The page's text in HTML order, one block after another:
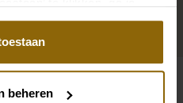
alle cookies.
beheren